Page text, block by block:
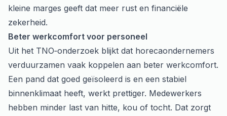
kleine marges geeft dat meer rust en financiële
zekerheid.
Beter werkcomfort voor personeel
Uit het TNO‑onderzoek blijkt dat horecaondernemers
verduurzamen vaak koppelen aan beter werkcomfort.
Een pand dat goed geïsoleerd is en een stabiel
binnenklimaat heeft, werkt prettiger. Medewerkers
hebben minder last van hitte, kou of tocht. Dat zorgt